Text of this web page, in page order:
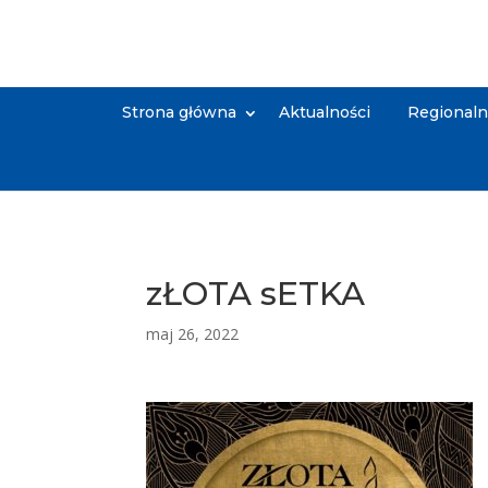
Strona główna Aktualności
zŁOTA sETKA
maj 26, 2022